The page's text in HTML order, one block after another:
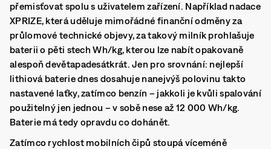
přemisťovat spolu s uživatelem zařízení. Například nadace
XPRIZE, která uděluje mimořádné finanční odměny za
průlomové technické objevy, za takový milník prohlašuje
baterii o pěti stech Wh/kg, kterou lze nabít opakovaně
alespoň devětapadesátkrát. Jen pro srovnání: nejlepší
lithiová baterie dnes dosahuje nanejvýš polovinu takto
nastavené laťky, zatímco benzín – jakkoli je kvůli spalování
použitelný jen jednou – v sobě nese až 12 000 Wh/kg.
Baterie má tedy opravdu co dohánět.
Zatímco rychlost mobilních čipů stoupá víceméně